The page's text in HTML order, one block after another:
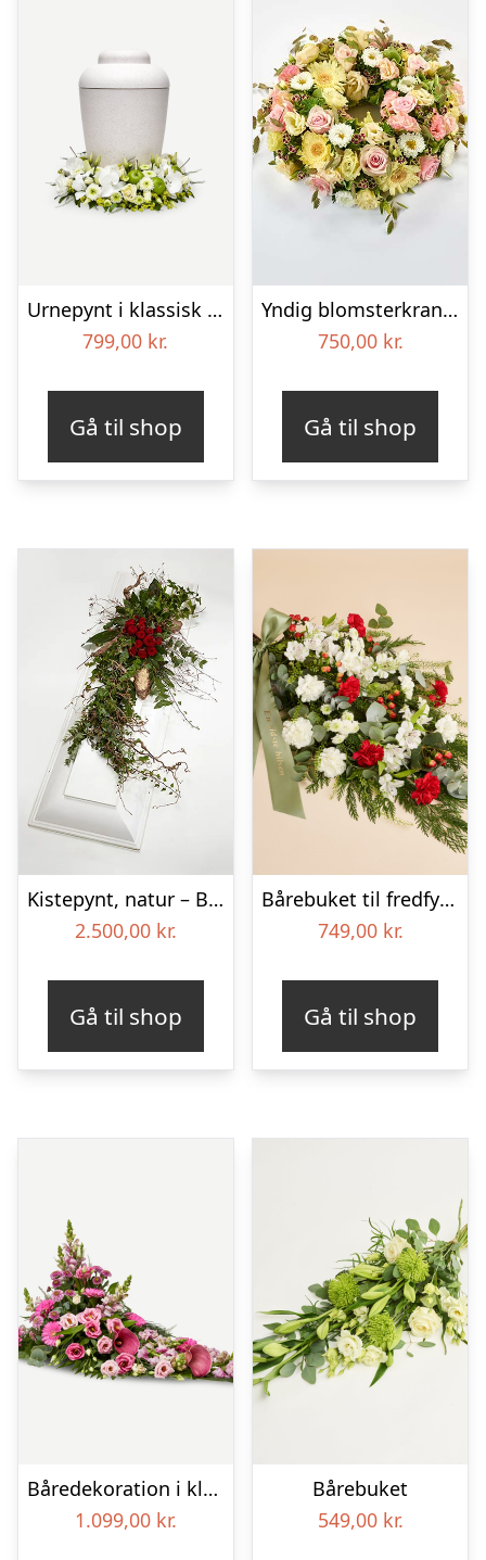
Urnepynt i klassisk stil – creme
799,00 kr.
Gå til shop
Yndig blomsterkrans i pastelfarver, floristens valg – Blomster til begravelse
750,00 kr.
Gå til shop
Kistepynt, natur – Blomster til begravelse
2.500,00 kr.
Gå til shop
Bårebuket til fredfyldt kærlighed med bånd
749,00 kr.
Gå til shop
Båredekoration i klassisk stil – pink
1.099,00 kr.
Bårebuket
549,00 kr.